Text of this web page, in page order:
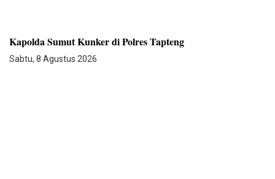
Kapolda Sumut Kunker di Polres Tapteng
Sabtu, 8 Agustus 2026